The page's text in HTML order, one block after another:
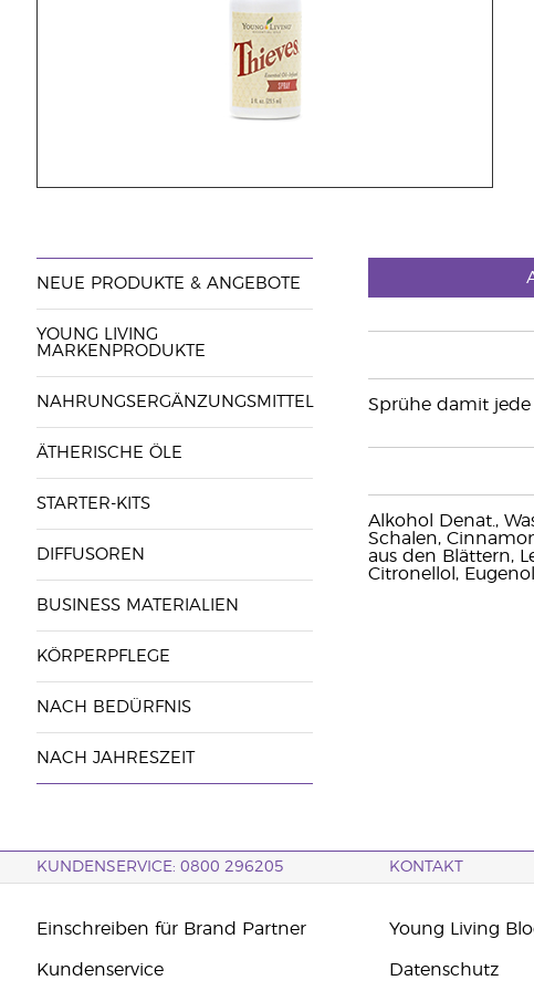
NEUE PRODUKTE & ANGEBOTE
YOUNG LIVING
MARKENPRODUKTE
NAHRUNGSERGÄNZUNGSMITTEL
ÄTHERISCHE ÖLE
STARTER-KITS
DIFFUSOREN
BUSINESS MATERIALIEN
KÖRPERPFLEGE
NACH BEDÜRFNIS
NACH JAHRESZEIT
Sprühe damit jede
Alkohol Denat.,
Schalen,
aus den Blättern,
Citronellol,
KUNDENSERVICE: 0800 296205 KONTAKT
Einschreiben für Brand Partner
Kundenservice
Young Living
Datenschutz